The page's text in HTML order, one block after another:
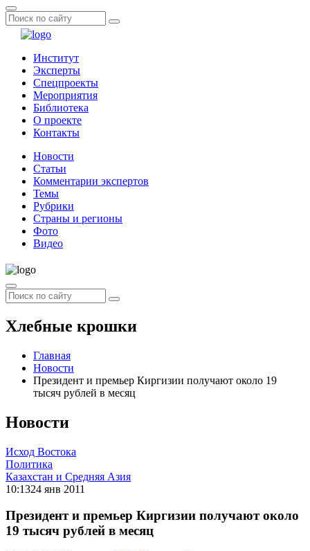
Институт
Эксперты
Спецпроекты
Мероприятия
Библиотека
О проекте
Контакты
Новости
Статьи
Комментарии экспертов
Темы
Рубрики
Страны и регионы
Фото
Видео
Хлебные крошки
Главная
Новости
Президент и премьер Киргизии получают около 19
тысяч рублей в месяц
Новости
Исход Востока
Политика
Казахстан и Средняя Азия
10:1324 янв 2011
Президент и премьер Киргизии получают около
19 тысяч рублей в месяц